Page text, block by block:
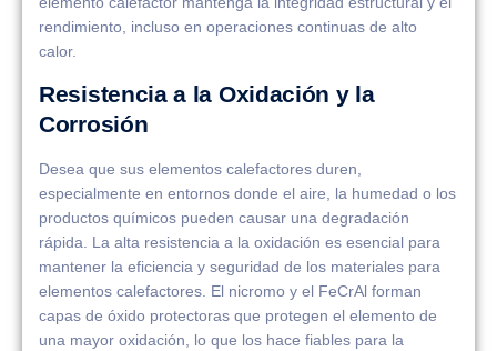
rendimiento, incluso en operaciones continuas de alto
calor.
Resistencia a la Oxidación y la
Corrosión
Desea que sus elementos calefactores duren,
especialmente en entornos donde el aire, la humedad o los
productos químicos pueden causar una degradación
rápida. La alta resistencia a la oxidación es esencial para
mantener la eficiencia y seguridad de los materiales para
elementos calefactores. El nicromo y el FeCrAl forman
capas de óxido protectoras que protegen el elemento de
una mayor oxidación, lo que los hace fiables para la